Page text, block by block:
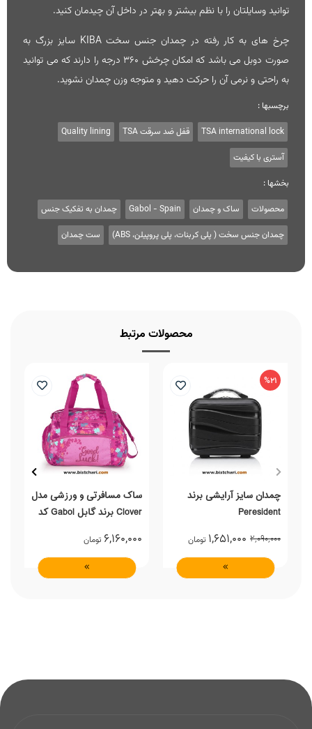
توانید وسایلتان را با نظم بیشتر و بهتر در داخل آن چیدمان کنید.
چرخ های به کار رفته در چمدان جنس سخت KIBA سایز بزرگ به
صورت دوبل می باشد که امکان چرخش ۳۶۰ درجه را دارند که می توانید
به راحتی و نرمی آن را حرکت دهید و متوجه وزن چمدان نشوید.
برچسبها :
TSA international lock قفل ضد سرقت TSA Quality lining
آستری با کیفیت
بخشها :
محصولات ساک و چمدان Gabol - Spain چمدان به تفکیک جنس
چمدان جنس سخت ( پلی کربنات، پلی پروپیلن، ABS) ست چمدان
محصولات مرتبط
چمدان سایز آرایشی برند
Peresident
2,090,000
1,651,000 تومان
%21
ساک مسافرتی و ورزشی مدل
Clover برند گابل Gabol کد
6,160,000 تومان